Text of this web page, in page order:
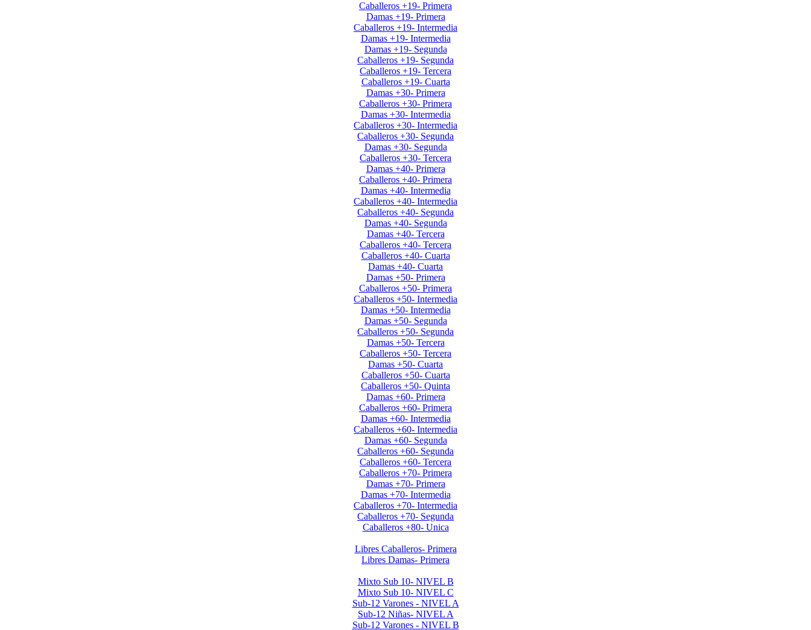
Caballeros +19- Primera
Damas +19- Primera
Caballeros +19- Intermedia
Damas +19- Intermedia
Damas +19- Segunda
Caballeros +19- Segunda
Caballeros +19- Tercera
Caballeros +19- Cuarta
Damas +30- Primera
Caballeros +30- Primera
Damas +30- Intermedia
Caballeros +30- Intermedia
Caballeros +30- Segunda
Damas +30- Segunda
Caballeros +30- Tercera
Damas +40- Primera
Caballeros +40- Primera
Damas +40- Intermedia
Caballeros +40- Intermedia
Caballeros +40- Segunda
Damas +40- Segunda
Damas +40- Tercera
Caballeros +40- Tercera
Caballeros +40- Cuarta
Damas +40- Cuarta
Damas +50- Primera
Caballeros +50- Primera
Caballeros +50- Intermedia
Damas +50- Intermedia
Damas +50- Segunda
Caballeros +50- Segunda
Damas +50- Tercera
Caballeros +50- Tercera
Damas +50- Cuarta
Caballeros +50- Cuarta
Caballeros +50- Quinta
Damas +60- Primera
Caballeros +60- Primera
Damas +60- Intermedia
Caballeros +60- Intermedia
Damas +60- Segunda
Caballeros +60- Segunda
Caballeros +60- Tercera
Caballeros +70- Primera
Damas +70- Primera
Damas +70- Intermedia
Caballeros +70- Intermedia
Caballeros +70- Segunda
Caballeros +80- Unica
Libres Caballeros- Primera
Libres Damas- Primera
Mixto Sub 10- NIVEL B
Mixto Sub 10- NIVEL C
Sub-12 Varones - NIVEL A
Sub-12 Niñas- NIVEL A
Sub-12 Varones - NIVEL B